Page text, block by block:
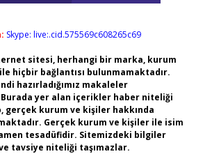
Skype: live:.cid.575569c608265c69
sitesi, herhangi bir marka, kurum
hiçbir bağlantısı bulunmamaktadır.
hazırladığımız makaleler
Burada yer alan içerikler haber niteliği
gerçek kurum ve kişiler hakkında
Gerçek kurum ve kişiler ile isim
tesadüfidir. Sitemizdeki bilgiler
tavsiye niteliği taşımazlar.